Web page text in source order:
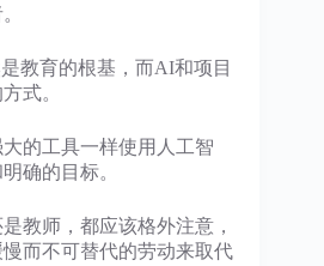
教育的根基，而AI和项目
式。
的工具一样使用人工智
确的目标。
教师，都应该格外注意，
而不可替代的劳动来取代